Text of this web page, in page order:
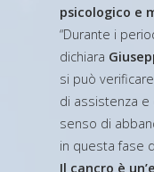
psicologico e
“Durante i
dichiara
si può
di assistenza e
senso di
in questa fase
Il cancro è